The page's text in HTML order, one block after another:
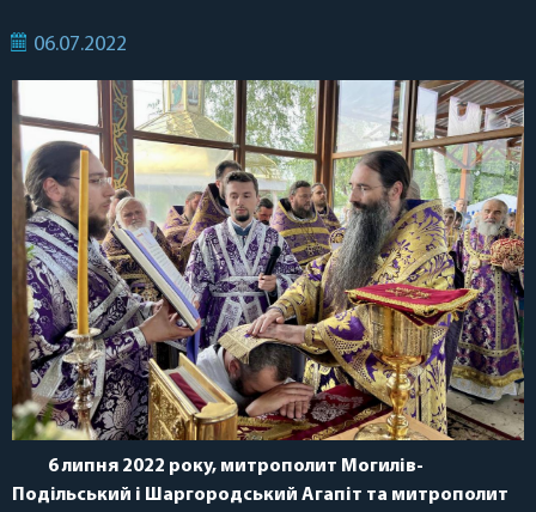
06.07.2022
6 липня 2022 року, митрополит Могилів-
Подільський і Шаргородський Агапіт та митрополит